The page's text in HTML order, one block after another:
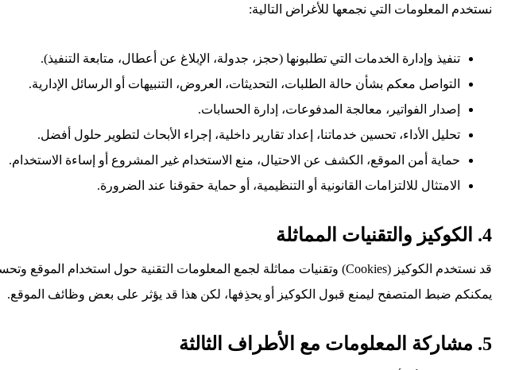
نستخدم المعلومات التي نجمعها للأغراض التالية:
تنفيذ وإدارة الخدمات التي تطلبونها (حجز، جدولة، الإبلاغ عن أعطال، متابعة التنفيذ).
التواصل معكم بشأن حالة الطلبات، التحديثات، العروض، التنبيهات أو الرسائل الإدارية.
إصدار الفواتير، معالجة المدفوعات، إدارة الحسابات.
تحليل الأداء، تحسين خدماتنا، إعداد تقارير داخلية، إجراء الأبحاث لتطوير حلول أفضل.
حماية أمن الموقع، الكشف عن الاحتيال، منع الاستخدام غير المشروع أو إساءة الاستخدام.
الامتثال للالتزامات القانونية أو التنظيمية، أو حماية حقوقنا عند الضرورة.
4. الكوكيز والتقنيات المماثلة
قد نستخدم الكوكيز (Cookies) وتقنيات مماثلة لجمع المعلومات التقنية حول استخدام الموقع وتحسين تجربتكم.
يمكنكم ضبط المتصفح ليمنع قبول الكوكيز أو يحذِفها، لكن هذا قد يؤثر على بعض وظائف الموقع.
5. مشاركة المعلومات مع الأطراف الثالثة